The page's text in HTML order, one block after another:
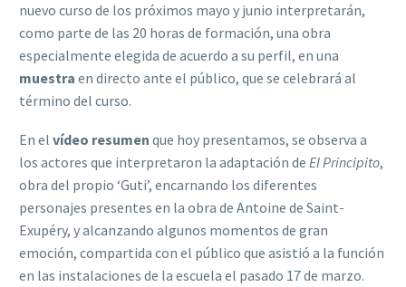
nuevo curso de los próximos mayo y junio interpretarán,
como parte de las 20 horas de formación, una obra
especialmente elegida de acuerdo a su perfil, en una
muestra en directo ante el público, que se celebrará al
término del curso.
En el vídeo resumen que hoy presentamos, se observa a
los actores que interpretaron la adaptación de El Principito,
obra del propio ‘Guti’, encarnando los diferentes
personajes presentes en la obra de Antoine de Saint-
Exupéry, y alcanzando algunos momentos de gran
emoción, compartida con el público que asistió a la función
en las instalaciones de la escuela el pasado 17 de marzo.